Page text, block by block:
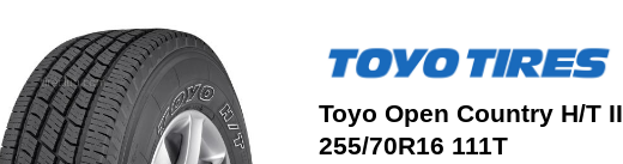
Toyo Open Country H/T II
255/70R16 111T